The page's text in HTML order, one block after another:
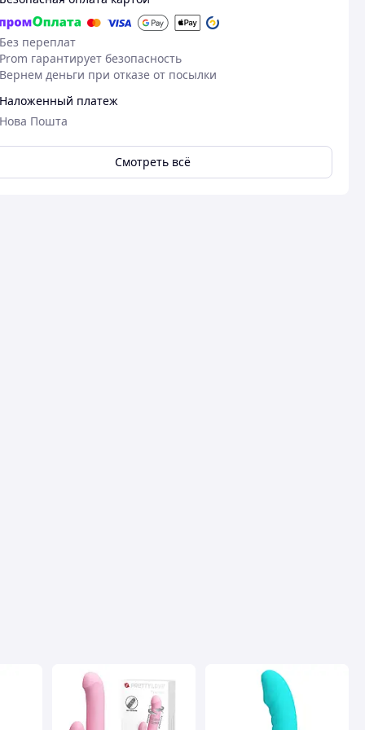
Без переплат
Prom гарантирует безопасность
Вернем деньги при отказе от посылки
Наложенный платеж
Нова Пошта
Смотреть всё